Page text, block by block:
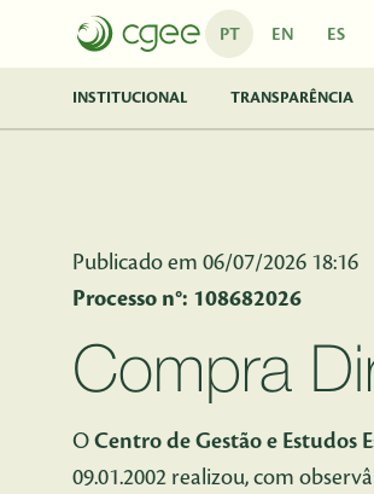
Pular para o Conteúdo principal
PT EN ES
INSTITUCIONAL TRANSPARÊNCIA
Publicado em 06/07/2026 18:16
Processo n°: 108682026
Compra
O Centro de Gestão e Estudos
09.01.2002 realizou, com